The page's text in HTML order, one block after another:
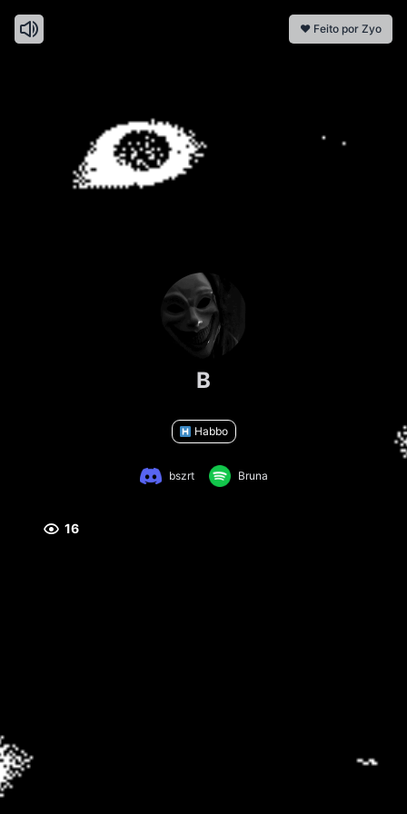
❤️ Feito por Zyo
B
Habbo
bszrt Bruna
16